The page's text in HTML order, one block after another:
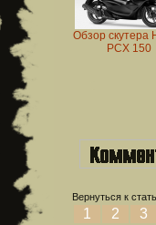
Обзор скутера
PCX 150
Вернуться к
1 2 3